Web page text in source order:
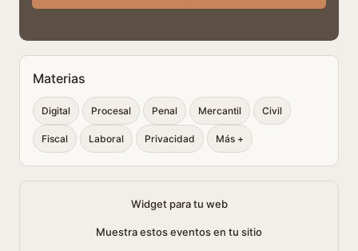
Materias
Digital Procesal Penal Mercantil Civil
Fiscal Laboral Privacidad Más +
Widget para tu web
Muestra estos eventos en tu sitio